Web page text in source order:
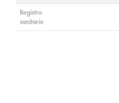
Registro
sanitario